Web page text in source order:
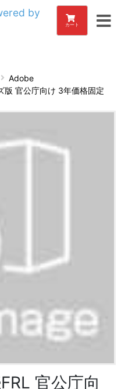
by
カート
Adobe
官公庁向け 3年価格固定
官公庁向